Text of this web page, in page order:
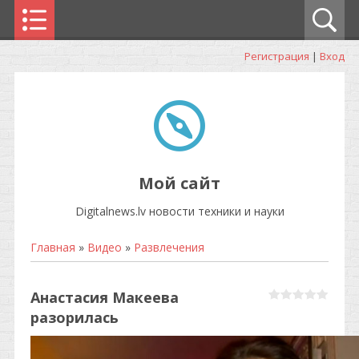
Регистрация | Вход
Мой сайт
Digitalnews.lv новости техники и науки
Главная » Видео » Развлечения
Анастасия Макеева
разорилась